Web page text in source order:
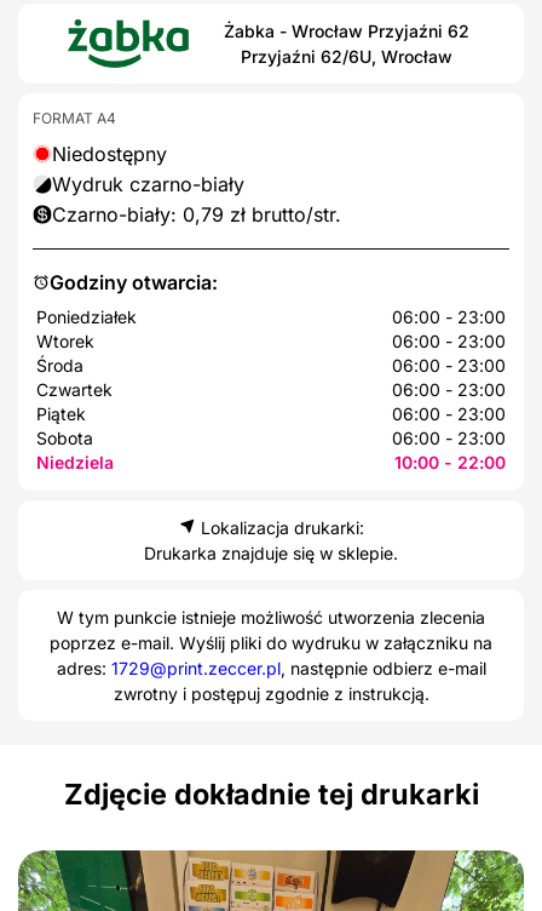
Żabka - Wrocław Przyjaźni 62
Przyjaźni 62/6U, Wrocław
Godziny otwarcia:
Poniedziałek
06:00 - 23:00
Wtorek
06:00 - 23:00
Środa
06:00 - 23:00
Czwartek
06:00 - 23:00
Piątek
06:00 - 23:00
Sobota
06:00 - 23:00
Niedziela
10:00 - 22:00
FORMAT A4
Niedostępny
Wydruk czarno-biały
Czarno-biały: 0,79 zł brutto/str.
Lokalizacja drukarki:
Drukarka znajduje się w sklepie.
W tym punkcie istnieje możliwość utworzenia zlecenia
poprzez e-mail. Wyślij pliki do wydruku w załączniku na
adres: 1729@print.zeccer.pl, następnie odbierz e-mail
zwrotny i postępuj zgodnie z instrukcją.
Zdjęcie dokładnie tej drukarki